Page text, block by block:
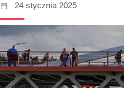
24 stycznia 2025